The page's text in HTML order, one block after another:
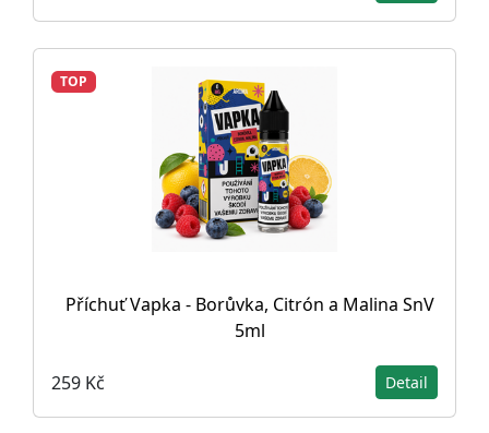
TOP
Příchuť Vapka - Borůvka, Citrón a Malina SnV
5ml
259 Kč Detail